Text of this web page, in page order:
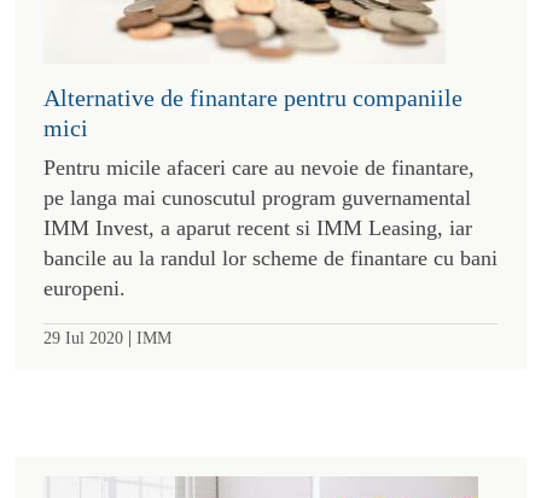
Alternative de finantare pentru companiile
mici
Pentru micile afaceri care au nevoie de finantare,
pe langa mai cunoscutul program guvernamental
IMM Invest, a aparut recent si IMM Leasing, iar
bancile au la randul lor scheme de finantare cu bani
europeni.
29 Iul 2020 | IMM